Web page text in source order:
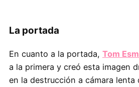
La portada
En cuanto a la portada, Tom
a la primera y creó esta imagen
en la destrucción a cámara lenta